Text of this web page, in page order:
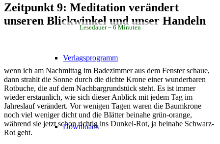
Verlagsprogramm
Downloads
Zeitpunkt 9: Meditation verändert
unseren Blickwinkel und unser Handeln
Lesedauer 6 Minuten
wenn ich am Nachmittag im Badezimmer aus dem Fenster schaue,
dann strahlt die Sonne durch die dichte Krone einer wunderbaren
Rotbuche, die auf dem Nachbargrundstück steht. Es ist immer
wieder erstaunlich, wie sich dieser Anblick mit jedem Tag im
Jahreslauf verändert. Vor wenigen Tagen waren die Baumkrone
noch viel weniger dicht und die Blätter beinahe grün-orange,
während sie jetzt schon richtig ins Dunkel-Rot, ja beinahe Schwarz-
Rot geht.